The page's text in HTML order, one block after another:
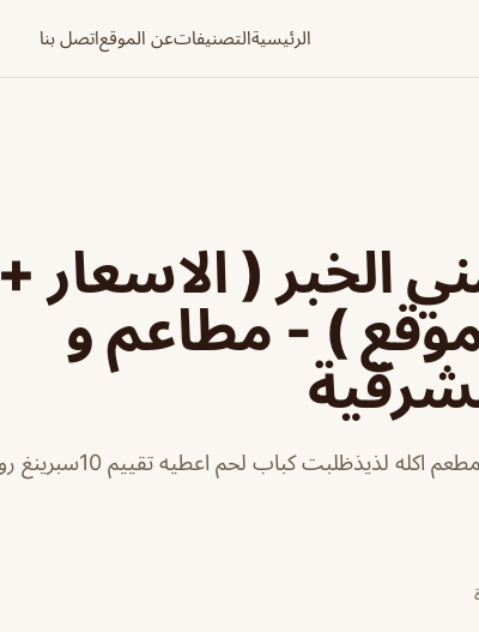
الرئيسيةالتصنيفاتعن الموقعاتصل بنا
الخبر ( الاسعار +
) - مطاعم و